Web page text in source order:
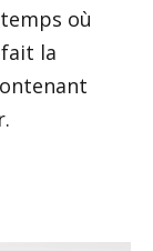
où
fait la